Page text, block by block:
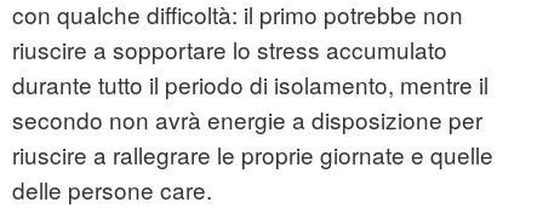
con qualche difficoltà: il primo potrebbe non
riuscire a sopportare lo stress accumulato
durante tutto il periodo di isolamento, mentre il
secondo non avrà energie a disposizione per
riuscire a rallegrare le proprie giornate e quelle
delle persone care.